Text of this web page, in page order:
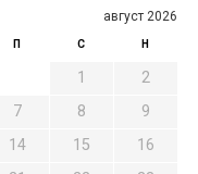
август 2026
П С Н
1
2
7 8
9
14 15
16